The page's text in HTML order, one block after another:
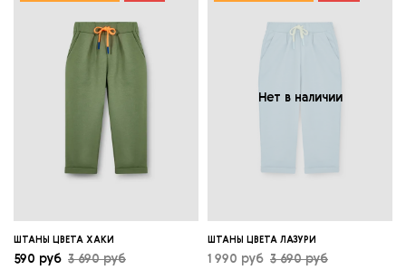
ШТАНЫ ЦВЕТА ХАКИ
3 690 руб
590 руб
Нет в наличии
ШТАНЫ ЦВЕТА ЛАЗУРИ
3 690 руб
1 990 руб